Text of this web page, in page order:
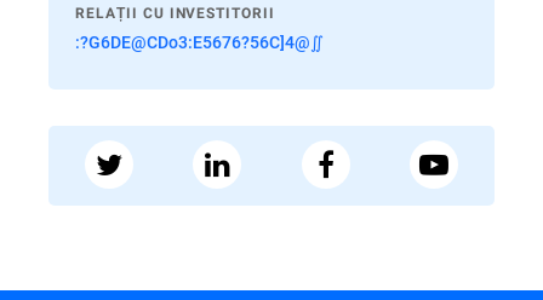
RELAȚII CU INVESTITORII
:?G6DE@CDo3:E5676?56C]4@∬